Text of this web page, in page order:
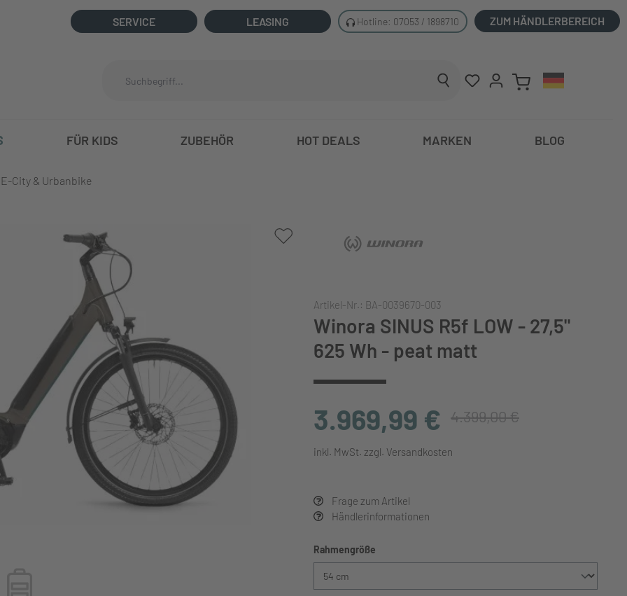
SERVICE LEASING Hotline: 07053 / 1898710 ZUM HÄNDLERBEREICH
FÜR KIDS ZUBEHÖR HOT DEALS MARKEN BLOG
E-City & Urbanbike
Artikel-Nr.: BA-0039670-003
Winora SINUS R5f LOW - 27,5"
625 Wh - peat matt
3.969,99 € 4.399,00 €
inkl. MwSt. zzgl. Versandkosten
Frage zum Artikel
Händlerinformationen
Rahmengröße